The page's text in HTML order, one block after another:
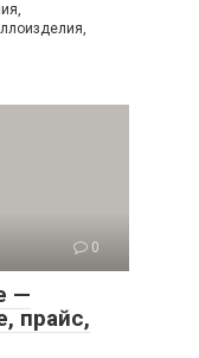
0
—
прайс,